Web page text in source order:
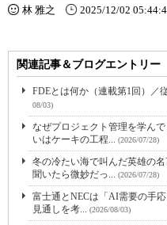
林 雅之 2025/12/02
関連記事＆ブログエントリー
FDEとは何か（連載第1回）／
08/03)
なぜプロジェクト管理を学ん
いはケーキの工程... (2026/07/28)
冬の冷たい海で叫んだ英雄の
聞いたら微妙だっ... (2026/07/28)
富士通とNECは「AI需要の手
見通しを考... (2026/08/03)